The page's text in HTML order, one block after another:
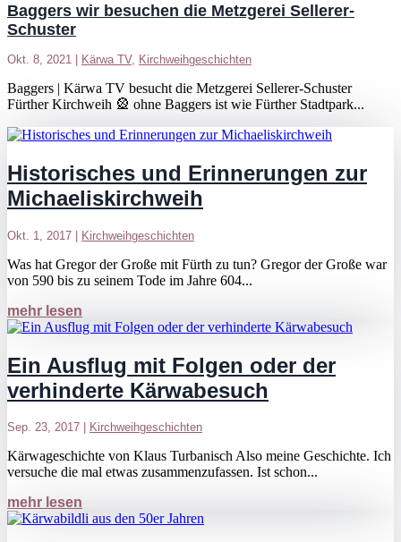
Baggers wir besuchen die Metzgerei Sellerer-
Schuster
Okt. 8, 2021 Kärwa TV, Kirchweihgeschichten
Baggers | Kärwa TV besucht die Metzgerei Sellerer-Schuster
Fürther Kirchweih 🎡 ohne Baggers ist wie Fürther Stadtpark...
Historisches und Erinnerungen zur
Michaeliskirchweih
Okt. 1, 2017 | Kirchweihgeschichten
Was hat Gregor der Große mit Fürth zu tun? Gregor der Große war
von 590 bis zu seinem Tode im Jahre 604...
mehr lesen
Ein Ausflug mit Folgen oder der
verhinderte Kärwabesuch
Sep. 23, 2017 Kirchweihgeschichten
Kärwageschichte von Klaus Turbanisch Also meine Geschichte. Ich
versuche die mal etwas zusammenzufassen. Ist schon...
mehr lesen